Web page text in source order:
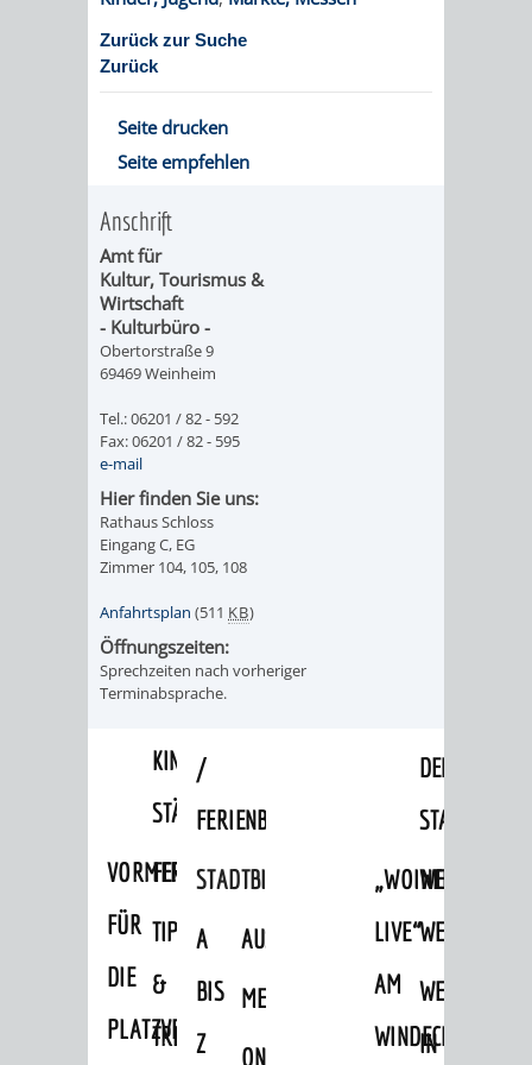
BILDUNG
KINDERBETREUUNG
KINDERTAGESPFLEGE
KINDERKRIPPEN
KINDERTAGESSTÄTTEN
PROJEKT
"KINDER
SCHÜTZEN
-
KINDER
STÄRKEN"
VORMERKVERFAHREN
FÜR
DIE
PLATZVERGABE
FERIENANGEBOTE
TIPPS
&
TREFFS
SCHULEN
SCHULARTEN
SCHULVERWALTUNG
HORTE
/
/
FERIENBETREUUNG
SCHULSOZIALARBEIT
INKLUSION
STADTBIBLIOTHEK
A
BIS
Z
AUSLEIHE
MEDIENANGEBOTE
ONLINE-
DEN
STADTTEILEN
„WOINEM
LIVE“
AM
WINDECKPLATZ
WEINHEIMER
IN
Zurück zur Suche
Zurück
Seite drucken
Seite empfehlen
Anschrift
Amt für
Kultur, Tourismus &
Wirtschaft
- Kulturbüro -
Obertorstraße 9
69469 Weinheim
Tel.: 06201 / 82 - 592
Fax: 06201 / 82 - 595
e-mail
Hier finden Sie uns:
Rathaus Schloss
Eingang C, EG
Zimmer 104, 105, 108
Anfahrtsplan (511 KB)
Öffnungszeiten:
Sprechzeiten nach vorheriger
Terminabsprache.